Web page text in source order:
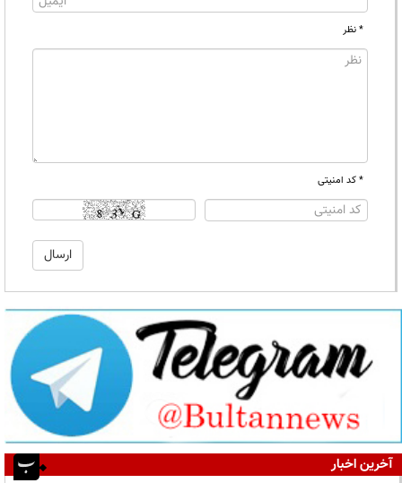
* نظر
* کد امنیتی
آخرین اخبار